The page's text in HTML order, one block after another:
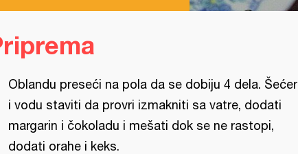
Oblandu preseći na pola da se dobiju 4 dela. Šećer
i vodu staviti da provri izmakniti sa vatre, dodati
margarin i čokoladu i mešati dok se ne rastopi,
dodati orahe i keks.